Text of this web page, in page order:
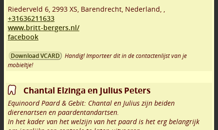
Riederveld 6 2993 XS Barendrecht Nederland,
+31636211633
www.britt-bergers.nl/
facebook
Download VCARD
Handig! Importeer dit in de contactenlijst van je
mobieltje!
Chantal Elzinga en Julius Peters
Equinoord Paard & Gebit: Chantal en Julius zijn beiden
dierenartsen en paardentandartsen.
In het kader van het welzijn van het paard is het erg belangrijk